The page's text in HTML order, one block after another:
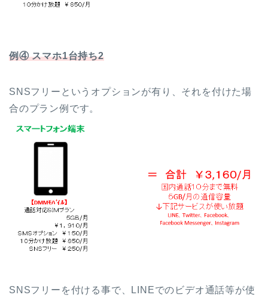
例④ スマホ1台持ち2
SNSフリーというオプションが有り、それを付けた場
合のプラン例です。
SNSフリーを付ける事で、LINEでのビデオ通話等が使